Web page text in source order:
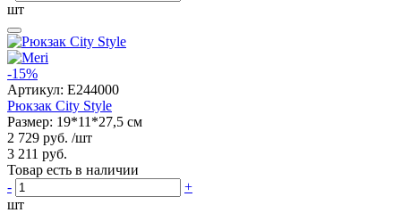
шт
-15%
Артикул: E244000
Рюкзак City Style
Размер: 19*11*27,5 см
2 729 руб. /шт
3 211 руб.
Товар есть в наличии
-
+
шт